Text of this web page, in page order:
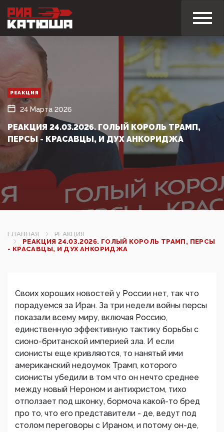
РЕАКЦИЯ
24 Марта 2026
РЕАКЦИЯ 24.03.2026. ГОЛЫЙ КОРОЛЬ ТРАМП,
ПЕРСЫ - КРАСАВЦЫ, И ДУХ АНКОРИДЖА
ГЛАВНАЯ
РЕАКЦИЯ
РЕАКЦИЯ 24.03.2026. ГОЛЫЙ КОРОЛЬ ТРАМП, ПЕРСЫ
- КРАСАВЦЫ, И ДУХ АНКОРИДЖА
Своих хороших новостей у России нет, так что
порадуемся за Иран. За три недели войны персы
показали всему миру, включая Россию,
единственную эффективную тактику борьбы с
сионо-британской империей зла. И если
сионисты еще кривляются, то нанятый ими
американский недоумок Трамп, которого
сионисты убедили в том что он нечто среднее
между новый Нероном и антихристом, тихо
отползает под шконку, бормоча какой-то бред
про то, что его представители - де, ведут под
столом переговоры с Ираном, и потому он-де,